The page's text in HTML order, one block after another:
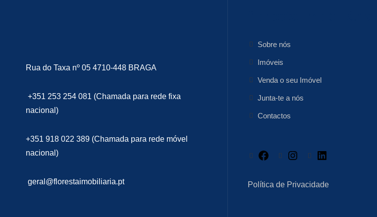
Rua do Taxa nº 05 4710-448 BRAGA
+351 253 254 081 (Chamada para rede fixa
nacional)
+351 918 022 389 (Chamada para rede móvel
nacional)
geral@florestaimobiliaria.pt
Sobre nós
Imóveis
Venda o seu Imóvel
Junta-te a nós
Contactos
Facebook Instagram
Política de Privacidade